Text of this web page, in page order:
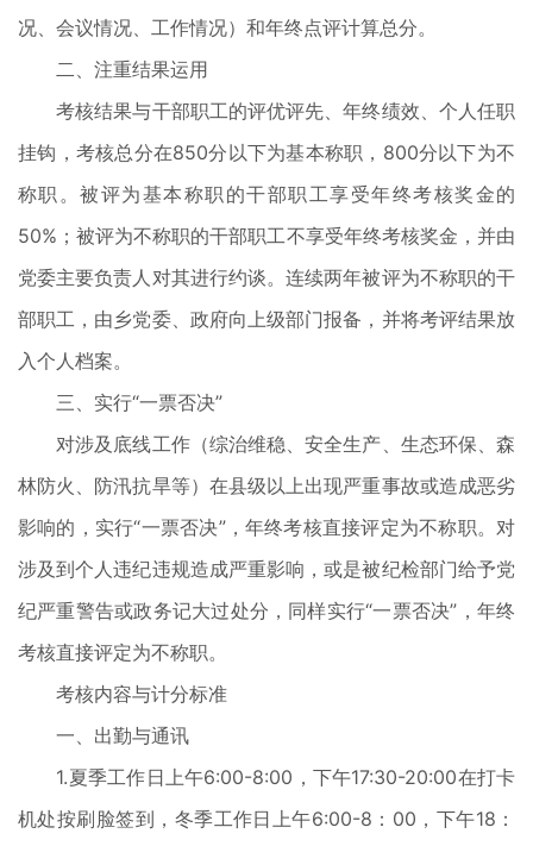
况、会议情况、工作情况）和年终点评计算总分。
二、注重结果运用
考核结果与干部职工的评优评先、年终绩效、个人任职
挂钩，考核总分在850分以下为基本称职，800分以下为不
称职。被评为基本称职的干部职工享受年终考核奖金的
50%；被评为不称职的干部职工不享受年终考核奖金，并由
党委主要负责人对其进行约谈。连续两年被评为不称职的干
部职工，由乡党委、政府向上级部门报备，并将考评结果放
入个人档案。
三、实行“一票否决”
对涉及底线工作（综治维稳、安全生产、生态环保、森
林防火、防汛抗旱等）在县级以上出现严重事故或造成恶劣
影响的，实行“一票否决”，年终考核直接评定为不称职。对
涉及到个人违纪违规造成严重影响，或是被纪检部门给予党
纪严重警告或政务记大过处分，同样实行“一票否决”，年终
考核直接评定为不称职。
考核内容与计分标准
一、出勤与通讯
1.夏季工作日上午6:00-8:00，下午17:30-20:00在打卡
机处按刷脸签到，冬季工作日上午6:00-8：00，下午18：